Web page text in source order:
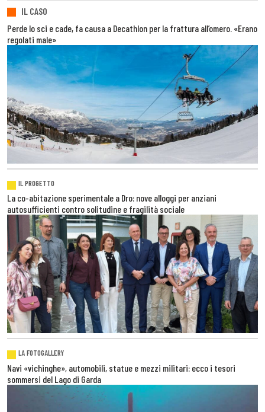
IL CASO
Perde lo sci e cade, fa causa a Decathlon per la frattura all’omero. «Erano
regolati male»
IL PROGETTO
La co-abitazione sperimentale a Dro: nove alloggi per anziani
autosufficienti contro solitudine e fragilità sociale
LA FOTOGALLERY
Navi «vichinghe», automobili, statue e mezzi militari: ecco i tesori
sommersi del Lago di Garda